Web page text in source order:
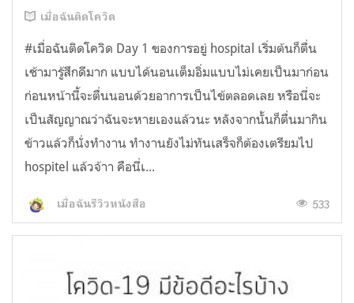
เมื่อฉันติดโควิด
#เมื่อฉันติดโควิด Day 1 ของการอยู่ hospital เริ่มต้นก็ตื่น
เช้ามารู้สึกดีมาก แบบได้นอนเต็มอิ่มแบบไม่เคยเป็นมาก่อน
ก่อนหน้านี้จะตื่นนอนด้วยอาการเป็นไข้ตลอดเลย หรือนี่จะ
เป็นสัญญาณว่าฉันจะหายเองแล้วนะ หลังจากนั้นก็ตื่นมากิน
ข้าวแล้วก็นั่งทำงาน ทำงานยังไม่ทันเสร็จก็ต้องเตรียมไป
hospitel แล้วจ้าา คือนี่เ...
เมื่อฉันรีวิวหนังสือ 533